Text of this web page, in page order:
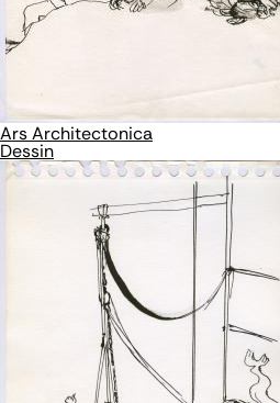
Ars Architectonica
Dessin